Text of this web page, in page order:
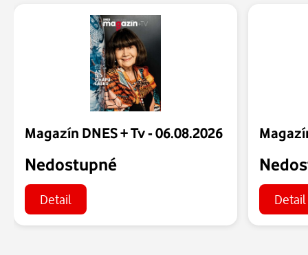
Magazín DNES + Tv - 06.08.2026
Nedostupné
Detail Detail